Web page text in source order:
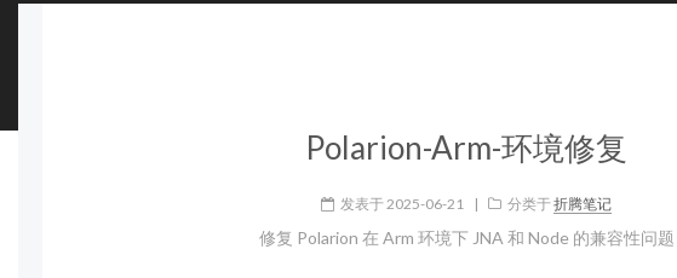
Polarion-Arm-环境修复
发表于2025-06-21 | 分类于折腾笔记
修复 Polarion 在 Arm 环境下 JNA 和 Node 的兼容性问题